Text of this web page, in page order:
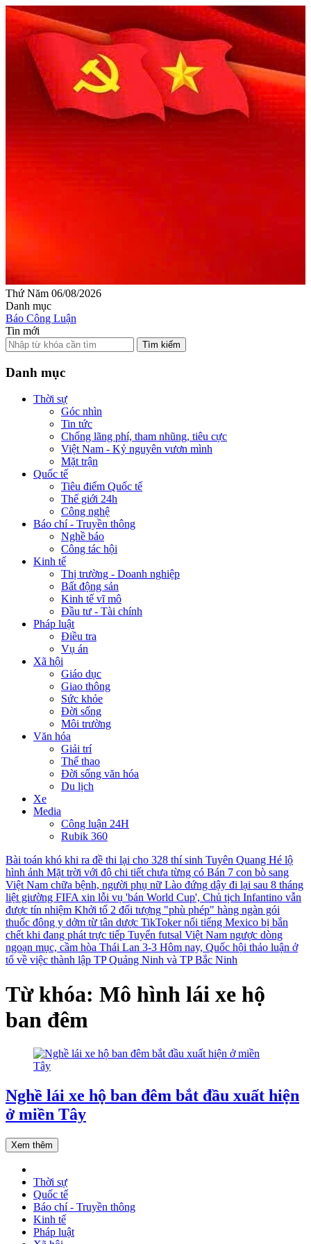
Thứ Năm 06/08/2026
Danh mục
Báo Công Luận
Tin mới
Tìm kiếm
Danh mục
Thời sự
Góc nhìn
Tin tức
Chống lãng phí, tham nhũng, tiêu cực
Việt Nam - Kỷ nguyên vươn mình
Mặt trận
Quốc tế
Tiêu điểm Quốc tế
Thế giới 24h
Công nghệ
Báo chí - Truyền thông
Nghề báo
Công tác hội
Kinh tế
Thị trường - Doanh nghiệp
Bất động sản
Kinh tế vĩ mô
Đầu tư - Tài chính
Pháp luật
Điều tra
Vụ án
Xã hội
Giáo dục
Giao thông
Sức khỏe
Đời sống
Môi trường
Văn hóa
Giải trí
Thể thao
Đời sống văn hóa
Du lịch
Xe
Media
Công luận 24H
Rubik 360
Bài toán khó khi ra đề thi lại cho 328 thí sinh Tuyên Quang Hé lộ
hình ảnh Mặt trời với độ chi tiết chưa từng có Bán 7 con bò sang
Việt Nam chữa bệnh, người phụ nữ Lào đứng dậy đi lại sau 8 tháng
liệt giường FIFA xin lỗi vụ 'bán World Cup', Chủ tịch Infantino vẫn
được tín nhiệm Khởi tố 2 đối tượng "phù phép" hàng ngàn gói
thuốc đông y dởm từ tân dược TikToker nổi tiếng Mexico bị bắn
chết khi đang phát trực tiếp Tuyển futsal Việt Nam ngược dòng
ngoạn mục, cầm hòa Thái Lan 3-3 Hôm nay, Quốc hội thảo luận ở
tổ về việc thành lập TP Quảng Ninh và TP Bắc Ninh
Từ khóa: Mô hình lái xe hộ
ban đêm
Nghề lái xe hộ ban đêm bắt đầu xuất hiện
ở miền Tây
Xem thêm
Thời sự
Quốc tế
Báo chí - Truyền thông
Kinh tế
Pháp luật